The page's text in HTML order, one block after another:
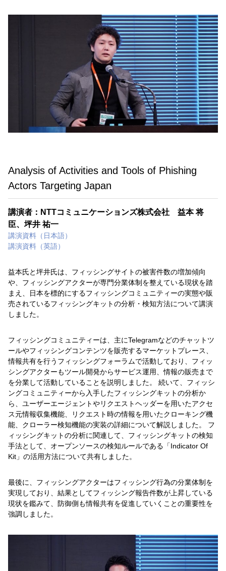
Analysis of Activities and Tools of Phishing
Actors Targeting Japan
講演者：NTTコミュニケーションズ株式会社 益本 将
臣、坪井 祐一
講演資料（日本語）
講演資料（英語）
益本氏と坪井氏は、フィッシングサイトの被害件数の増加傾向
や、フィッシングアクターが専門分業体制を整えている現状を踏
まえ、日本を標的にするフィッシングコミュニティーの実態や販
売されているフィッシングキットの分析・検知方法について講演
しました。
フィッシングコミュニティーは、主にTelegramなどのチャットツ
ールやフィッシングコンテンツを販売するマーケットプレース、
情報共有を行うフィッシングフォーラムで活動しており、フィッ
シングアクターもツール開発からサービス運用、情報の販売まで
を分業して活動していることを説明しました。 続いて、フィッシ
ングコミュニティーから入手したフィッシングキットの分析か
ら、ユーザーエージェントやリクエストヘッダーを用いたアクセ
ス元情報収集機能、リクエスト時の情報を用いたクローキング機
能、クローラー検知機能の実装の詳細について解説しました。 フ
ィッシングキットの分析に関連して、フィッシングキットの検知
手法として、オープンソースの検知ルールである「Indicator Of
Kit」の活用方法について共有しました。
最後に、フィッシングアクターはフィッシング行為の分業体制を
実現しており、結果としてフィッシング報告件数が上昇している
現状を鑑みて、防御側も情報共有を促進していくことの重要性を
強調しました。